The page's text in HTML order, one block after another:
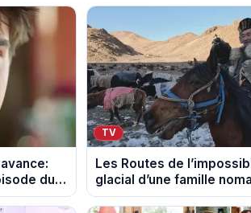
du
TV
Les Routes de
glacial d’une famille
Mongolie